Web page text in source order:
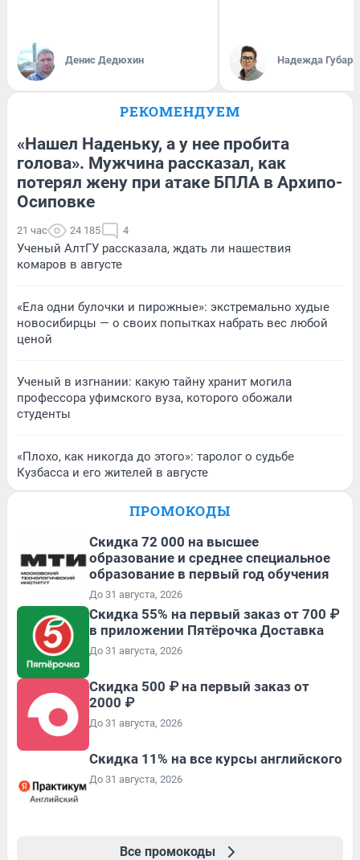
Денис Дедюхин Надежда Губарь
РЕКОМЕНДУЕМ
«Нашел Наденьку, а у нее пробита
голова». Мужчина рассказал, как
потерял жену при атаке БПЛА в Архипо-
Осиповке
21 час 24 185 4
Ученый АлтГУ рассказала, ждать ли нашествия
комаров в августе
«Ела одни булочки и пирожные»: экстремально худые
новосибирцы — о своих попытках набрать вес любой
ценой
Ученый в изгнании: какую тайну хранит могила
профессора уфимского вуза, которого обожали
студенты
«Плохо, как никогда до этого»: таролог о судьбе
Кузбасса и его жителей в августе
ПРОМОКОДЫ
Скидка 72 000 на высшее
образование и среднее специальное
образование в первый год обучения
До 31 августа, 2026
Скидка 55% на первый заказ от 700 ₽
в приложении Пятёрочка Доставка
До 31 августа, 2026
Скидка 500 ₽ на первый заказ от
2000 ₽
До 31 августа, 2026
Скидка 11% на все курсы английского
До 31 августа, 2026
Все промокоды